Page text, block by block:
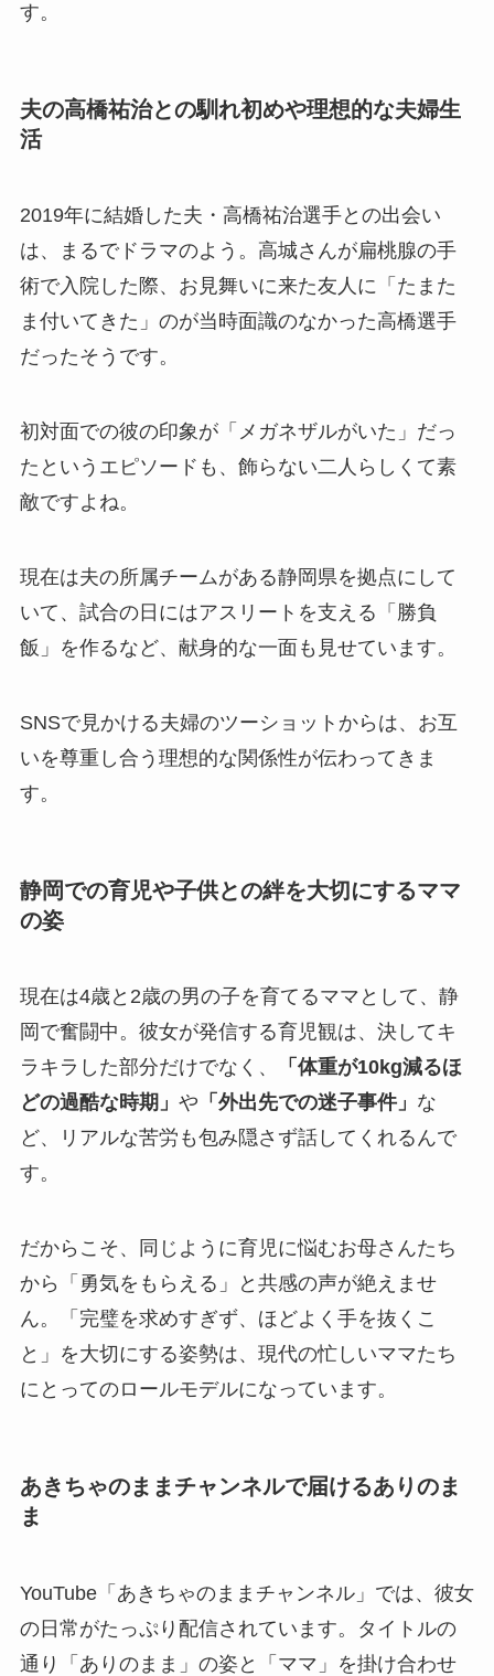
す。
夫の高橋祐治との馴れ初めや理想的な夫婦生
活
2019年に結婚した夫・高橋祐治選手との出会い
は、まるでドラマのよう。高城さんが扁桃腺の手
術で入院した際、お見舞いに来た友人に「たまた
ま付いてきた」のが当時面識のなかった高橋選手
だったそうです。
初対面での彼の印象が「メガネザルがいた」だっ
たというエピソードも、飾らない二人らしくて素
敵ですよね。
現在は夫の所属チームがある静岡県を拠点にして
いて、試合の日にはアスリートを支える「勝負
飯」を作るなど、献身的な一面も見せています。
SNSで見かける夫婦のツーショットからは、お互
いを尊重し合う理想的な関係性が伝わってきま
す。
静岡での育児や子供との絆を大切にするママ
の姿
現在は4歳と2歳の男の子を育てるママとして、静
岡で奮闘中。彼女が発信する育児観は、決してキ
ラキラした部分だけでなく、
「体重が10kg減るほ
どの過酷な時期」 や 「外出先での迷子事件」 な
ど、リアルな苦労も包み隠さず話してくれるんで
す。
だからこそ、同じように育児に悩むお母さんたち
から「勇気をもらえる」と共感の声が絶えませ
ん。「完璧を求めすぎず、ほどよく手を抜くこ
と」を大切にする姿勢は、現代の忙しいママたち
にとってのロールモデルになっています。
あきちゃのままチャンネルで届けるありのま
ま
YouTube「あきちゃのままチャンネル」では、彼女
の日常がたっぷり配信されています。タイトルの
通り「ありのまま」の姿と「ママ」を掛け合わせ